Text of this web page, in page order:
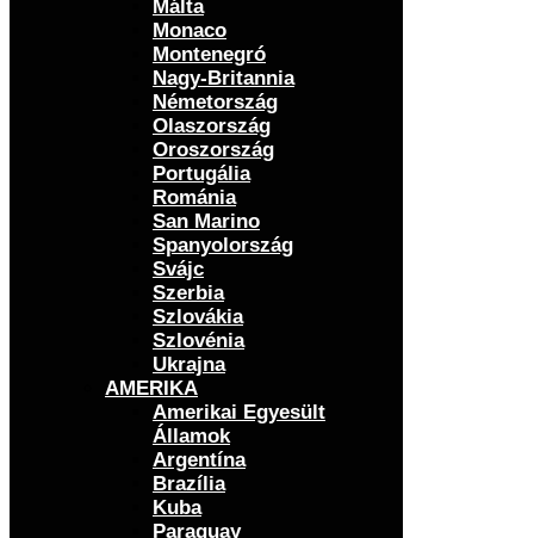
Málta
Monaco
Montenegró
Nagy-Britannia
Németország
Olaszország
Oroszország
Portugália
Románia
San Marino
Spanyolország
Svájc
Szerbia
Szlovákia
Szlovénia
Ukrajna
AMERIKA
Amerikai Egyesült
Államok
Argentína
Brazília
Kuba
Paraguay